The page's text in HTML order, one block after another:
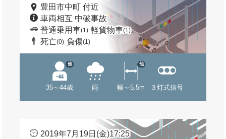
豊田市中町 付近
車両相互 中破事故
普通乗用車(1) 軽貨物車(1)
死亡(0) 負傷(1)
35～44歳
他
雨 幅～5.5m
他
３灯式信号
2019年7月19日(金)17:25